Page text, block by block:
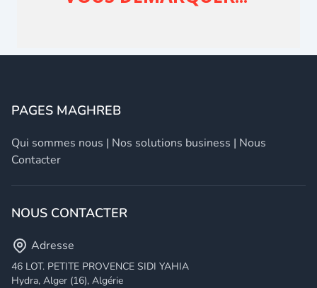
PAGES MAGHREB
Qui sommes nous | Nos solutions business | Nous
Contacter
NOUS CONTACTER
Adresse
46 LOT. PETITE PROVENCE SIDI YAHIA
Hydra, Alger (16), Algérie